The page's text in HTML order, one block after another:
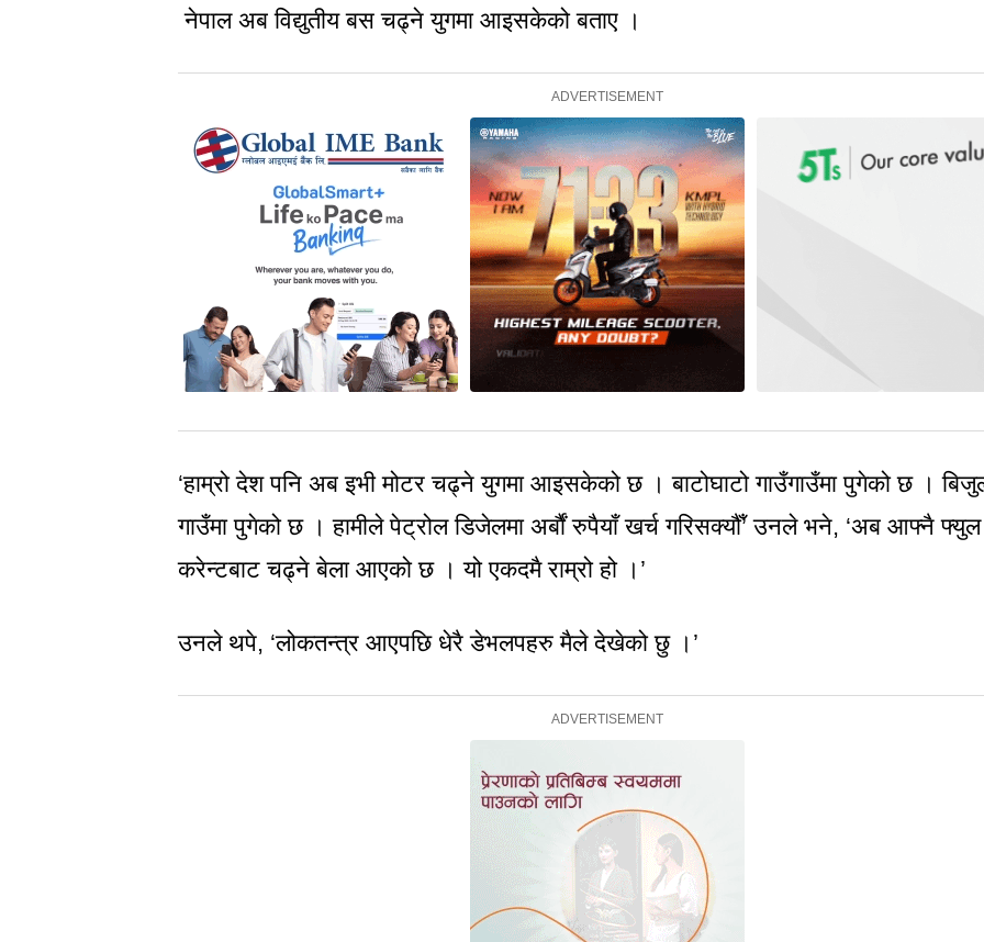
नेपाल अब विद्युतीय बस चढ्ने युगमा आइसकेको बताए ।
‘हाम्रो देश पनि अब इभी मोटर चढ्ने युगमा आइसकेको छ । बाटोघाटो गाउँगाउँमा पुगेको छ ।
गाउँमा पुगेको छ । हामीले पेट्रोल डिजेलमा अर्बौं रुपैयाँ खर्च गरिसक्यौँ’ उनले भने, ‘अब आफ्नै फ्युल
करेन्टबाट चढ्ने बेला आएको छ । यो एकदमै राम्रो हो ।’
उनले थपे, ‘लोकतन्त्र आएपछि धेरै डेभलपहरु मैले देखेको छु ।’